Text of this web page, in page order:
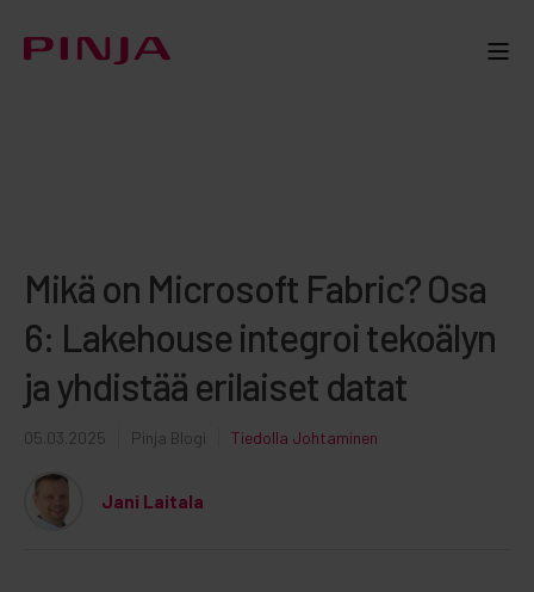
Mikä on Microsoft Fabric? Osa
6: Lakehouse integroi tekoälyn
ja yhdistää erilaiset datat
05.03.2025 Pinja Blogi Tiedolla Johtaminen
Jani Laitala